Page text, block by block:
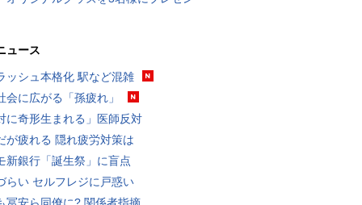
ュース
ッシュ本格化 駅など混雑
会に広がる「孫疲れ」
に奇形生まれる」医師反対
が疲れる 隠れ疲労対策は
新銀行「誕生祭」に盲点
らい セルフレジに戸惑い